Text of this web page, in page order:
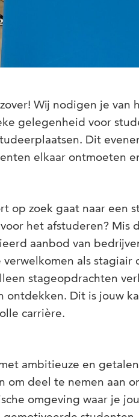
Wij nodigen je van
gelegenheid voor
Dit
elkaar ontmoeten
op zoek gaat naar een
het afstuderen? Mis
aanbod van
als stagiair
stageopdrachten
Dit is jouw
carrière.
ambitieuze en
om deel te nemen aan
omgeving waar je